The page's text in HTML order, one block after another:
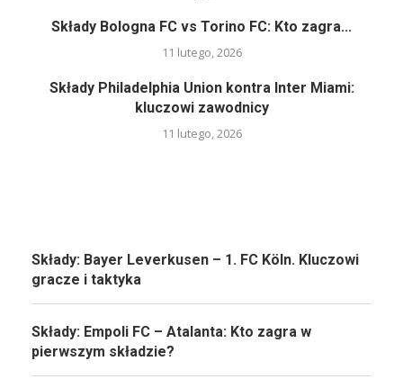
Składy Bologna FC vs Torino FC: Kto zagra...
11 lutego, 2026
Składy Philadelphia Union kontra Inter Miami:
kluczowi zawodnicy
11 lutego, 2026
Składy: Bayer Leverkusen – 1. FC Köln. Kluczowi
gracze i taktyka
Składy: Empoli FC – Atalanta: Kto zagra w
pierwszym składzie?